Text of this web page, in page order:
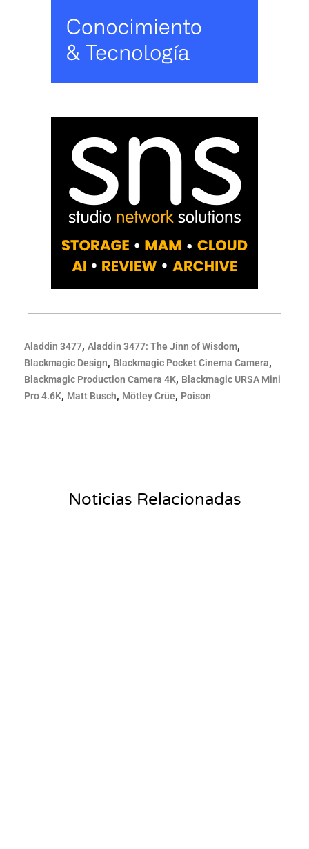
Aladdin 3477, Aladdin 3477: The Jinn of Wisdom,
Blackmagic Design, Blackmagic Pocket Cinema Camera,
Blackmagic Production Camera 4K, Blackmagic URSA Mini
Pro 4.6K, Matt Busch, Mötley Crüe, Poison
Noticias Relacionadas